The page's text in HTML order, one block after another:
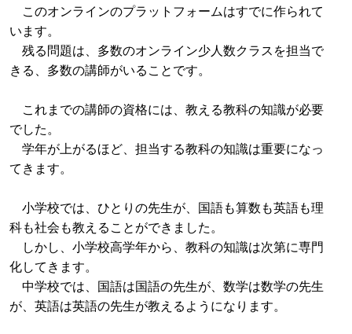
このオンラインのプラットフォームはすでに作られて
います。
残る問題は、多数のオンライン少人数クラスを担当で
きる、多数の講師がいることです。
これまでの講師の資格には、教える教科の知識が必要
でした。
学年が上がるほど、担当する教科の知識は重要になっ
てきます。
小学校では、ひとりの先生が、国語も算数も英語も理
科も社会も教えることができました。
しかし、小学校高学年から、教科の知識は次第に専門
化してきます。
中学校では、国語は国語の先生が、数学は数学の先生
が、英語は英語の先生が教えるようになります。